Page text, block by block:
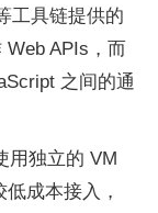
工具链提供的
Web APIs，而
之间的通
用独立的 VM
成本接入，